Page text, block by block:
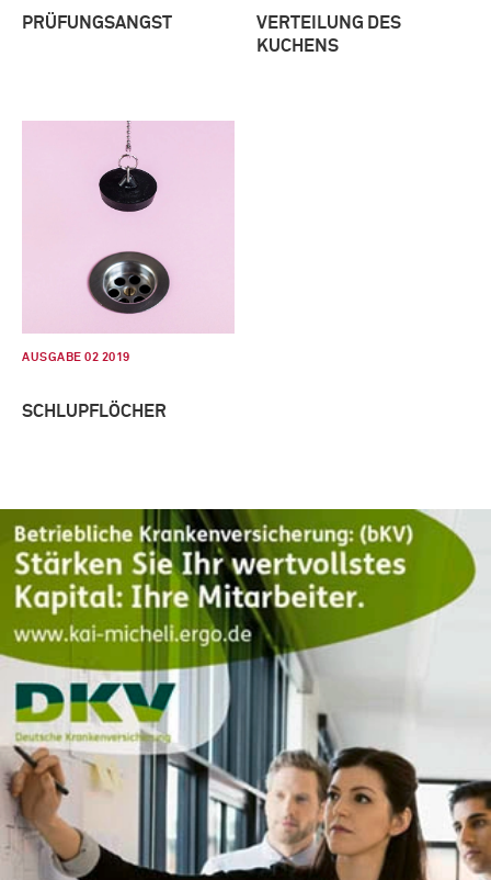
PRÜFUNGSANGST
VERTEILUNG DES
KUCHENS
AUSGABE 02 2019
SCHLUPFLÖCHER